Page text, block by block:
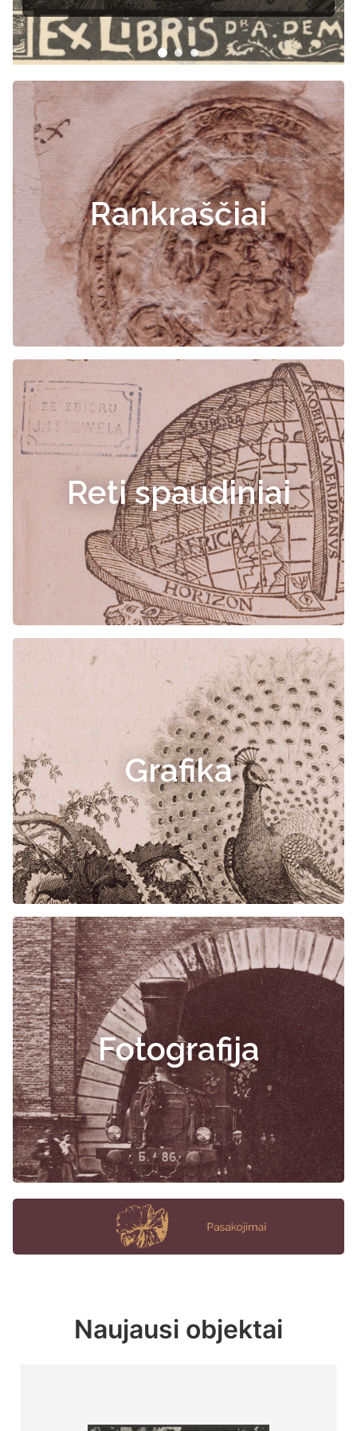
Rankraščiai
Reti spaudiniai
Grafika
Fotografija
Naujausi objektai